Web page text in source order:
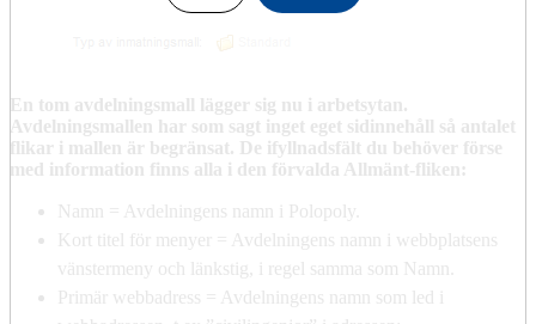
En tom avdelningsmall lägger sig nu i arbetsytan.
Avdelningsmallen har som sagt inget eget sidinnehåll så antalet
flikar i mallen är begränsat. De ifyllnadsfält du behöver förse
med information finns alla i den förvalda Allmänt-fliken:
Namn = Avdelningens namn i Polopoly.
Kort titel för menyer = Avdelningens namn i webbplatsens
vänstermeny och länkstig, i regel samma som Namn.
Primär webbadress = Avdelningens namn som led i